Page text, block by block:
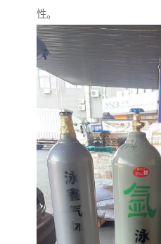
性。